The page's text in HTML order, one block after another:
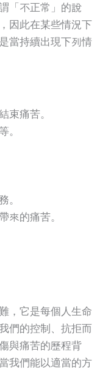
「不正常」的說
因此在某些情況下
當持續出現下列情
束痛苦。
。
。
來的痛苦。
，它是每個人生命
們的控制、抗拒而
與痛苦的歷程背
我們能以適當的方